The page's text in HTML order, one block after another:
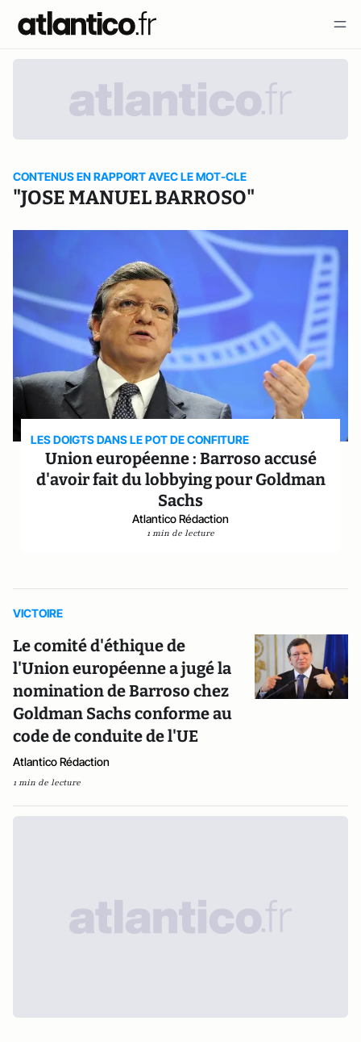
CONTENUS EN RAPPORT AVEC LE MOT-CLE
"JOSE MANUEL BARROSO"
LES DOIGTS DANS LE POT DE CONFITURE
Union européenne : Barroso accusé
d'avoir fait du lobbying pour Goldman
Sachs
Atlantico Rédaction
1 min de lecture
VICTOIRE
Le comité d'éthique de
l'Union européenne a jugé la
nomination de Barroso chez
Goldman Sachs conforme au
code de conduite de l'UE
Atlantico Rédaction
1 min de lecture